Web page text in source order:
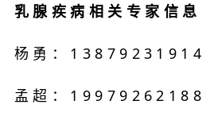
乳腺疾病相关专家信息
杨勇：13879231914
孟超：19979262188